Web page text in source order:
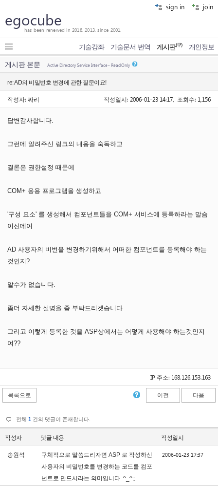
sign in join
egocube
has been renewed in 2018, 2013, since 2001.
기술강좌 기술문서 번역 게시판(구) 개인정보
게시판 본문 Active Directory Service Interface - Read Only
re: AD의 비밀번호 변경에 관한 질문이요!
작성자: 짜리 작성일시: 2006-01-23 14:17, 조회수: 1,156
답변감사합니다.
그런데 알려주신 링크의 내용을 숙독하고
결론은 권한설정 때문에
COM+ 응용 프로그램을 생성하고
'구성 요소' 를 생성해서 컴포넌트들을 COM+ 서비스에 등록하라는 말슴
이신데여
AD 사용자의 비번을 변경하기위해서 어떠한 컴포넌트를 등록해야 하는
것인지?
알수가 없습니다.
좀더 자세한 설명을 좀 부탁드리겟습니다...
그리고 이렇게 등록한 것을 ASP상에서는 어덯게 사용해야 하는것인지
여??
IP 주소: 168.126.153.163
목록으로 이전 다음
전체 1 건의 댓글이 존재합니다.
작성자 댓글 내용 작성일시
송원석
구체적으로 말씀드리자면 ASP 로 작성하신
사용자의 비밀번호를 변경하는 코드를 컴포
넌트로 만드시라는 의미입니다. ^_^;;
2006-01-23 17:37